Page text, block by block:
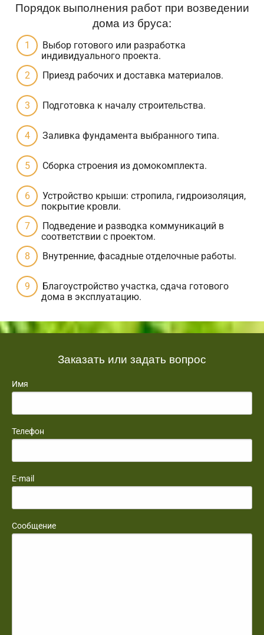
Порядок выполнения работ при возведении
дома из бруса:
Выбор готового или разработка
индивидуального проекта.
Приезд рабочих и доставка материалов.
Подготовка к началу строительства.
Заливка фундамента выбранного типа.
Сборка строения из домокомплекта.
Устройство крыши: стропила, гидроизоляция,
покрытие кровли.
Подведение и разводка коммуникаций в
соответствии с проектом.
Внутренние, фасадные отделочные работы.
Благоустройство участка, сдача готового
дома в эксплуатацию.
Заказать или задать вопрос
Имя
Телефон
E-mail
Сообщение